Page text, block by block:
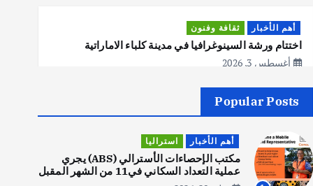
أهم الأخبار ثقافة وفنون
اختتام ورشة السينوغرافيا في مدينة كلباء الاماراتية
أغسطس 3, 2026
أهم الأخبار جاليات غير مصنف
قصة نجاح العراقي عمر الشمري الذي
اصبح بطلاً لأستراليا بلعبة كمال
الاجسام
يوليو 30, 2026
Popular Posts
أهم الأخبار استراليا
مكتب الإحصاءات الأسترالي (ABS) يجري
عملية التعداد السكاني في11 من الشهر المقبل